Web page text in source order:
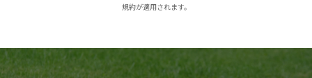
規約が適用されます。